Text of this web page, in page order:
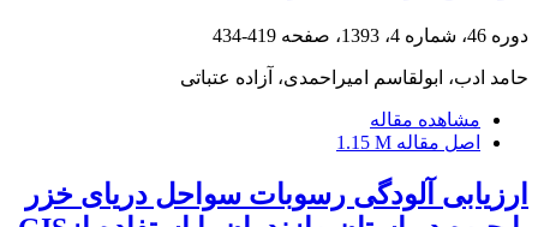
دوره 46، شماره 4، 1393، صفحه 419-434
حامد ادب، ابولقاسم امیراحمدی، آزاده عتباتی
مشاهده مقاله
اصل مقاله 1.15 M
ارزیابی آلودگی رسوبات سواحل دریای خزر